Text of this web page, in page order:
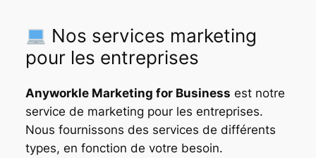
Nos services marketing
pour les entreprises
Anyworkle Marketing for Business est notre
service de marketing pour les entreprises.
Nous fournissons des services de différents
types, en fonction de votre besoin.